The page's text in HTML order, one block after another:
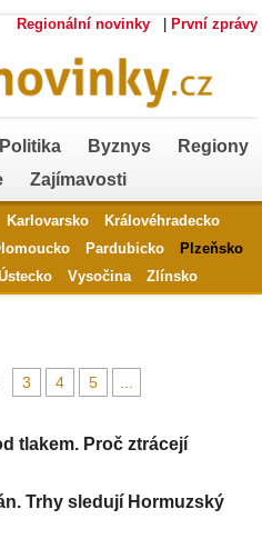
Regionální novinky První zprávy
Politika Byznys
Regiony
Zajímavosti
Karlovarsko
Královéhradecko
Pardubicko
Plzeňsko
Vysočina Zlínsko
3 4 5
tlakem. Proč ztrácejí
Trhy sledují Hormuzský